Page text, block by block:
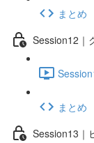
まとめ
Session12｜
まとめ
Session13｜